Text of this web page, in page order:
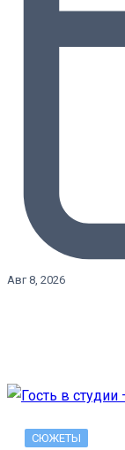
Авг 8, 2026
СЮЖЕТЫ